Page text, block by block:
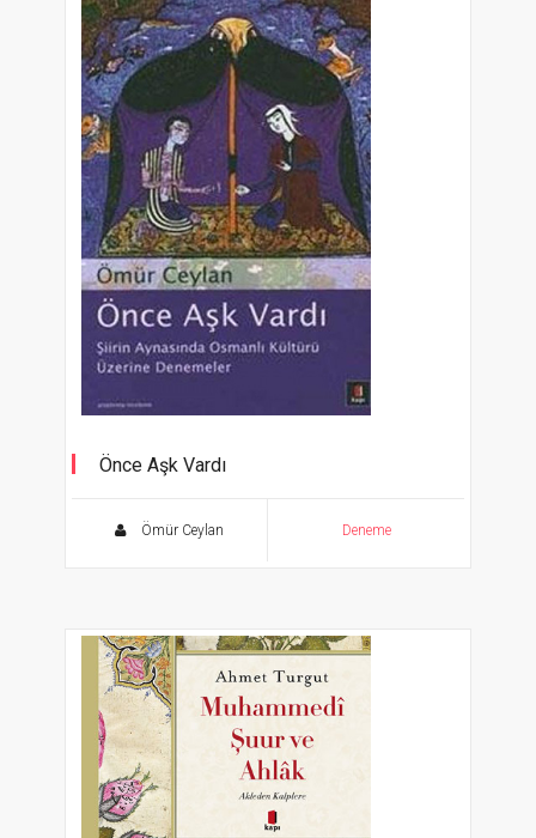
Önce Aşk Vardı
DenemelerÖmür Ceylan Deneme